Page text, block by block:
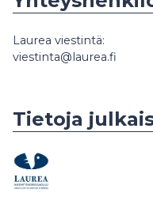
Laurea viestintä:
viestinta@laurea.fi
Tietoja